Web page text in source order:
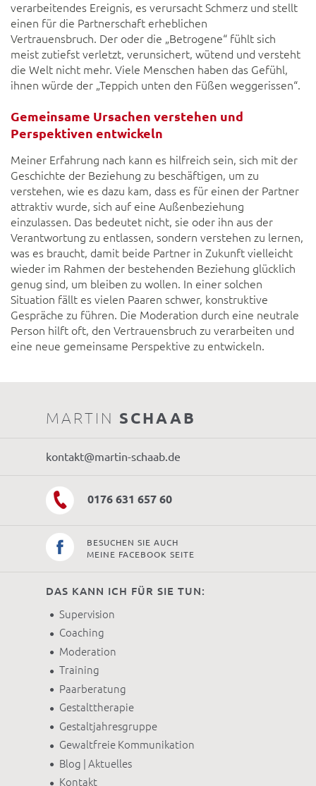
verarbeitendes Ereignis, es verursacht Schmerz und stellt
einen für die Partnerschaft erheblichen
Vertrauensbruch. Der oder die „Betrogene“ fühlt sich
meist zutiefst verletzt, verunsichert, wütend und versteht
die Welt nicht mehr. Viele Menschen haben das Gefühl,
ihnen würde der „Teppich unten den Füßen weggerissen“.
Gemeinsame Ursachen verstehen und
Perspektiven entwickeln
Meiner Erfahrung nach kann es hilfreich sein, sich mit der
Geschichte der Beziehung zu beschäftigen, um zu
verstehen, wie es dazu kam, dass es für einen der Partner
attraktiv wurde, sich auf eine Außenbeziehung
einzulassen. Das bedeutet nicht, sie oder ihn aus der
Verantwortung zu entlassen, sondern verstehen zu lernen,
was es braucht, damit beide Partner in Zukunft vielleicht
wieder im Rahmen der bestehenden Beziehung glücklich
genug sind, um bleiben zu wollen. In einer solchen
Situation fällt es vielen Paaren schwer, konstruktive
Gespräche zu führen. Die Moderation durch eine neutrale
Person hilft oft, den Vertrauensbruch zu verarbeiten und
eine neue gemeinsame Perspektive zu entwickeln.
MARTIN SCHAAB
kontakt@martin-schaab.de
0176 631 657 60
BESUCHEN SIE AUCH
MEINE FACEBOOK SEITE
DAS KANN ICH FÜR SIE TUN:
Supervision
Coaching
Moderation
Training
Paarberatung
Gestalttherapie
Gestaltjahresgruppe
Gewaltfreie Kommunikation
Blog | Aktuelles
Kontakt